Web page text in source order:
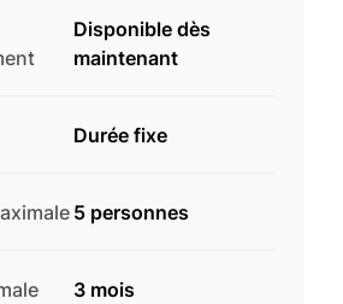
Disponible dès
maintenant
Durée fixe
5 personnes
3 mois